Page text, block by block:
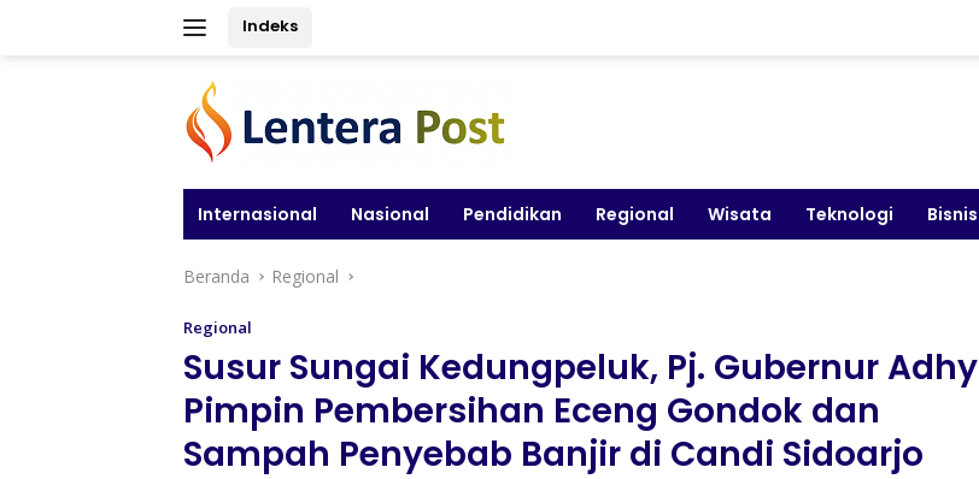
Indeks
Internasional Nasional Pendidikan Regional Wisata Teknologi Bisnis
Beranda Regional
Regional
Susur Sungai Kedungpeluk, Pj. Gubernur Adhy
Pimpin Pembersihan Eceng Gondok dan
Sampah Penyebab Banjir di Candi Sidoarjo